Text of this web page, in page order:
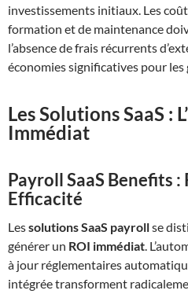
investissements initiaux. Les
formation et de maintenance
l’absence de frais récurrents
économies significatives pour
Les Solutions SaaS :
Immédiat
Payroll SaaS Benefits
Efficacité
Lessolutions SaaS payrollse
générer un ROI immédiat.
à jour réglementaires
intégrée transforment